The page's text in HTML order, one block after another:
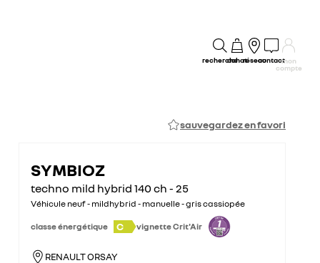
rechercheachatréseaucontactmon
compte
sauvegardez en favori
SYMBIOZ
techno mild hybrid 140 ch - 25
Véhicule neuf - mildhybrid - manuelle - gris cassiopée
classe énergétique C vignette Crit'Air
RENAULT ORSAY